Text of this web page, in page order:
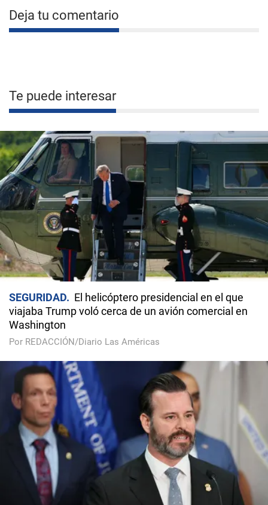
Deja tu comentario
Te puede interesar
SEGURIDAD
El helicóptero presidencial en el que
viajaba Trump voló cerca de un avión comercial en
Washington
Por REDACCIÓN/Diario Las Américas